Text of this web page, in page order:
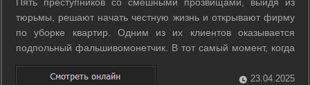
тюрьмы, решают начать честную жизнь и открывают фирму
по уборке квартир. Одним из их клиентов оказывается
подпольный фальшивомонетчик. В тот самый момент, когда
шеф полиции собирался взять фальшивомонетчика с
поличным, друзья занимались уборкой в его доме и
23.04.2025